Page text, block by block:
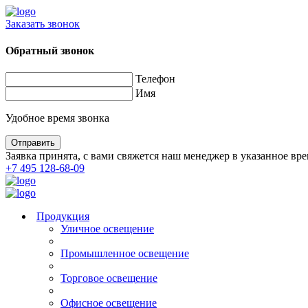
Заказать звонок
Обратный звонок
Телефон
Имя
Удобное время звонка
Заявка принята, с вами свяжется наш менеджер в указанное
+7 495 128-68-09
Продукция
Уличное освещение
Промышленное освещение
Торговое освещение
Офисное освещение